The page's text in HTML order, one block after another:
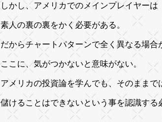
しかし、アメリカでのメインプレイヤーは
素人の裏の裏をかく必要がある。
だからチャートパターンで全く異なる場合
ここに、気がつかないと意味がない。
アメリカの投資論を学んでも、そのままで
儲けることはできないという事を認識する